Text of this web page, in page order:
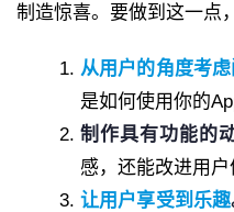
制造惊喜。要做到这一点
从用户的角度考
是如何使用你的
制作具有功能的
感，还能改进用户
让用户享受到乐趣